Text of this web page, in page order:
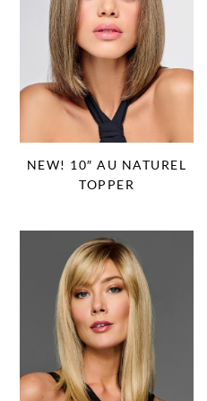
NEW! 10″ AU NATUREL
TOPPER